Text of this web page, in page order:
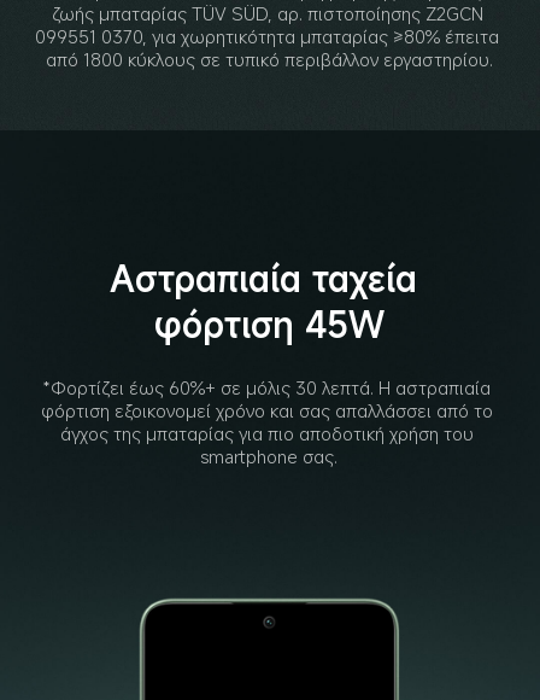
ζωής μπαταρίας TÜV SÜD, αρ. πιστοποίησης Z2GCN
099551 0370, για χωρητικότητα μπαταρίας ≥80% έπειτα
από 1800 κύκλους σε τυπικό περιβάλλον εργαστηρίου.
Αστραπιαία ταχεία
φόρτιση 45W
*Φορτίζει έως 60%+ σε μόλις 30 λεπτά. Η αστραπιαία
φόρτιση εξοικονομεί χρόνο και σας απαλλάσσει από το
άγχος της μπαταρίας για πιο αποδοτική χρήση του
smartphone σας.